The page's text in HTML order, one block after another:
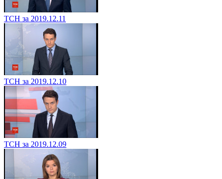
ТСН за 2019.12.11
ТСН за 2019.12.10
ТСН за 2019.12.09